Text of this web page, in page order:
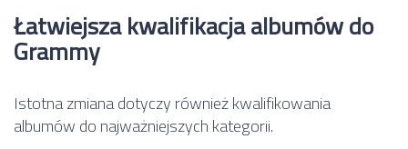
Łatwiejsza kwalifikacja albumów do
Grammy
Istotna zmiana dotyczy również kwalifikowania
albumów do najważniejszych kategorii.